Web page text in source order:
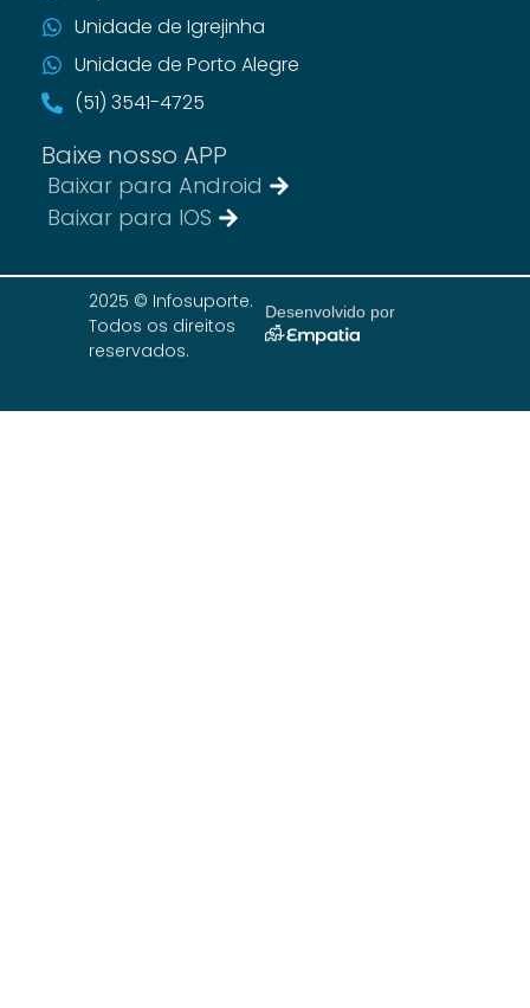
Unidade de Igrejinha
Unidade de Porto Alegre
(51) 3541-4725
Baixe nosso APP
Baixar para Android
Baixar para IOS
2025 © Infosuporte.
Todos os direitos
reservados.
Desenvolvido por